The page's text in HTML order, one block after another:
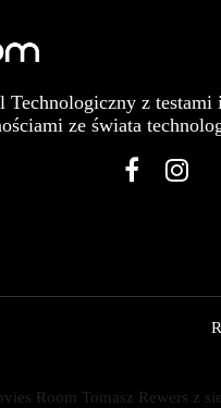
Technologiczny z testami
ze świata
Room Tomasz Rewers z